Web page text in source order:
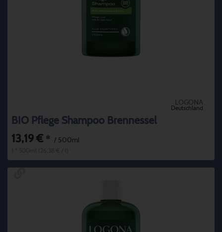
LOGONA
Deutschland
BIO Pflege Shampoo Brennessel
13,19 € * / 500ml